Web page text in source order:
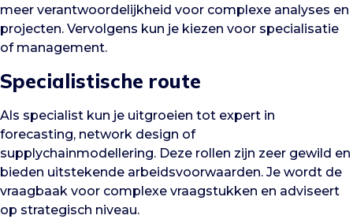
meer verantwoordelijkheid voor complexe analyses en
projecten. Vervolgens kun je kiezen voor specialisatie
of management.
Specialistische route
Als specialist kun je uitgroeien tot expert in
forecasting, network design of
supplychainmodellering. Deze rollen zijn zeer gewild en
bieden uitstekende arbeidsvoorwaarden. Je wordt de
vraagbaak voor complexe vraagstukken en adviseert
op strategisch niveau.